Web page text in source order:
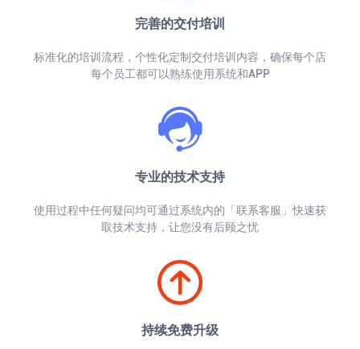
完善的交付培训
标准化的培训流程，个性化定制交付培训内容，确保每个店
每个员工都可以熟练使用系统和APP
专业的技术支持
使用过程中任何疑问均可通过系统内的「联系客服」快速获
取技术支持，让您没有后顾之忧
持续免费升级